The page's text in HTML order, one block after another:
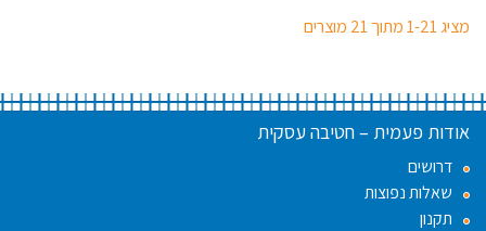
מציג 1-21 מתוך 21 מוצרים
אודות פעמית – חטיבה עסקית
דרושים
שאלות נפוצות
תקנון